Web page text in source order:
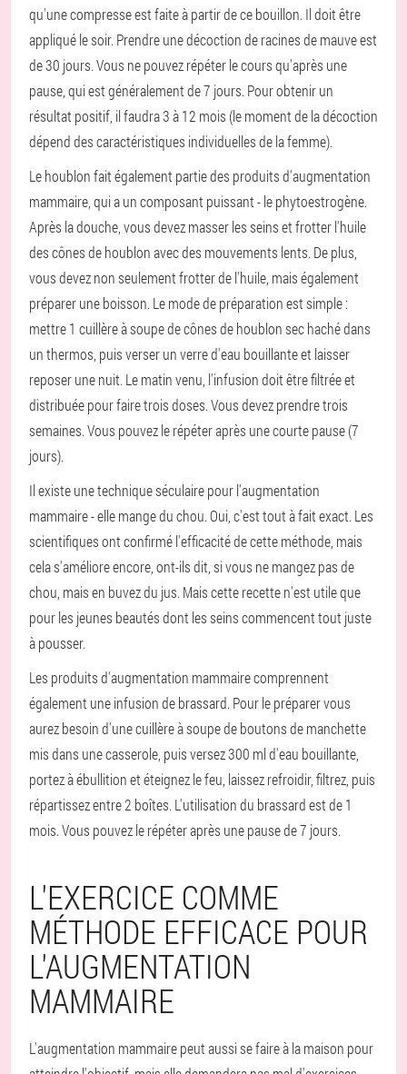
qu'une compresse est faite à partir de ce bouillon. Il doit être
appliqué le soir. Prendre une décoction de racines de mauve est
de 30 jours. Vous ne pouvez répéter le cours qu'après une
pause, qui est généralement de 7 jours. Pour obtenir un
résultat positif, il faudra 3 à 12 mois (le moment de la décoction
dépend des caractéristiques individuelles de la femme).
Le houblon fait également partie des produits d'augmentation
mammaire, qui a un composant puissant - le phytoestrogène.
Après la douche, vous devez masser les seins et frotter l'huile
des cônes de houblon avec des mouvements lents. De plus,
vous devez non seulement frotter de l'huile, mais également
préparer une boisson. Le mode de préparation est simple :
mettre 1 cuillère à soupe de cônes de houblon sec haché dans
un thermos, puis verser un verre d'eau bouillante et laisser
reposer une nuit. Le matin venu, l'infusion doit être filtrée et
distribuée pour faire trois doses. Vous devez prendre trois
semaines. Vous pouvez le répéter après une courte pause (7
jours).
Il existe une technique séculaire pour l'augmentation
mammaire - elle mange du chou. Oui, c'est tout à fait exact. Les
scientifiques ont confirmé l'efficacité de cette méthode, mais
cela s'améliore encore, ont-ils dit, si vous ne mangez pas de
chou, mais en buvez du jus. Mais cette recette n'est utile que
pour les jeunes beautés dont les seins commencent tout juste
à pousser.
Les produits d'augmentation mammaire comprennent
également une infusion de brassard. Pour le préparer vous
aurez besoin d'une cuillère à soupe de boutons de manchette
mis dans une casserole, puis versez 300 ml d'eau bouillante,
portez à ébullition et éteignez le feu, laissez refroidir, filtrez, puis
répartissez entre 2 boîtes. L'utilisation du brassard est de 1
mois. Vous pouvez le répéter après une pause de 7 jours.
L'EXERCICE COMME
MÉTHODE EFFICACE POUR
L'AUGMENTATION
MAMMAIRE
L'augmentation mammaire peut aussi se faire à la maison pour